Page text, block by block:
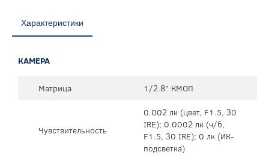
Характеристики
КАМЕРА
Матрица 1/2.8” КМОП
Чувствительность
0.002 лк (цвет, F1.5, 30
IRE); 0.0002 лк (ч/б,
F1.5, 30 IRE); 0 лк (ИК-
подсветка)